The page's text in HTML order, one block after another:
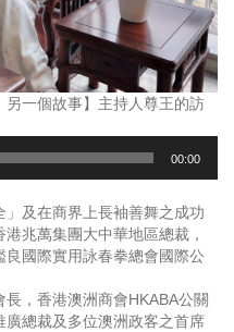
另一個故事】主持人尊王的訪
00:00
及在商界上長袖善舞之成功
兆萬集團大中華地區總裁，
國際實用詠春拳總會國際公
，香港澳洲商會HKABA公關
總裁及多位澳洲政客之首席